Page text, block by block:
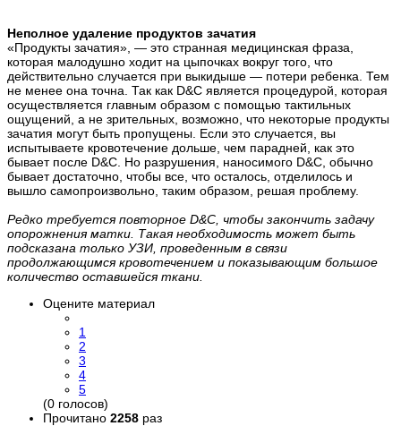
Неполное удаление продуктов зачатия
«Продукты зачатия», — это странная медицинская фраза,
которая малодушно ходит на цыпочках вокруг того, что
действительно случается при выкидыше — потери ребенка. Тем
не менее она точна. Так как D&C является процедурой, которая
осуществляется главным образом с помощью тактильных
ощущений, а не зрительных, возможно, что некоторые продукты
зачатия могут быть пропущены. Если это случается, вы
испытываете кровотечение дольше, чем парадней, как это
бывает после D&C. Но разрушения, наносимого D&C, обычно
бывает достаточно, чтобы все, что осталось, отделилось и
вышло самопроизвольно, таким образом, решая проблему.
Редко требуется повторное D&C, чтобы закончить задачу
опорожнения матки. Такая необходимость может быть
подсказана только УЗИ, проведенным в связи
продолжающимся кровотечением и показывающим большое
количество оставшейся ткани.
Оцените материал
1
2
3
4
5
(0 голосов)
Прочитано 2258 раз